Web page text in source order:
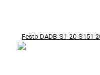
Festo DADB-S1-20-S151-